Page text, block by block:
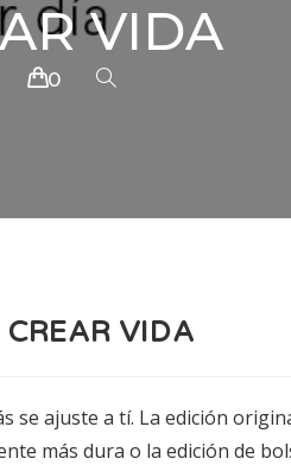
0
VIDA
CREAR VIDA
se ajuste a tí. La edición
más dura o la edición de